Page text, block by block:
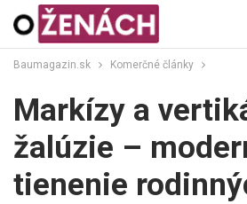
Baumagazin.sk Komerčné články
Markízy a
žalúzie –
tienenie